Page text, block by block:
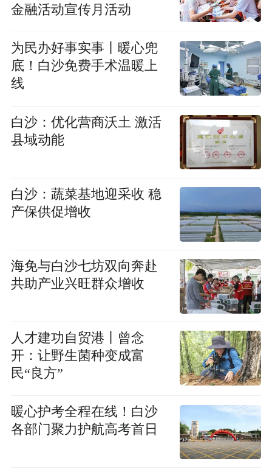
金融活动宣传月活动
为民办好事实事丨暖心兜
底！白沙免费手术温暖上
线
白沙：优化营商沃土 激活
县域动能
白沙：蔬菜基地迎采收 稳
产保供促增收
海免与白沙七坊双向奔赴
共助产业兴旺群众增收
人才建功自贸港丨曾念
开：让野生菌种变成富
民“良方”
暖心护考全程在线！白沙
各部门聚力护航高考首日